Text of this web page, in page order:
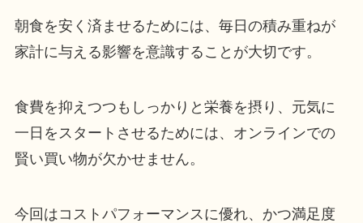
朝食を安く済ませるためには、毎日の積み重ねが
家計に与える影響を意識することが大切です。
食費を抑えつつもしっかりと栄養を摂り、元気に
一日をスタートさせるためには、オンラインでの
賢い買い物が欠かせません。
今回はコストパフォーマンスに優れ、かつ満足度